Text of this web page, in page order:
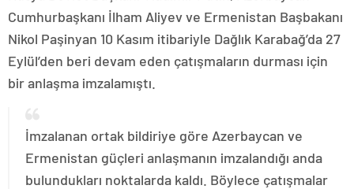
Cumhurbaşkanı İlham Aliyev ve Ermenistan Başbakanı
Nikol Paşinyan 10 Kasım itibariyle Dağlık Karabağ’da 27
Eylül’den beri devam eden çatışmaların durması için
bir anlaşma imzalamıştı.
İmzalanan ortak bildiriye göre Azerbaycan ve
Ermenistan güçleri anlaşmanın imzalandığı anda
bulundukları noktalarda kaldı. Böylece çatışmalar